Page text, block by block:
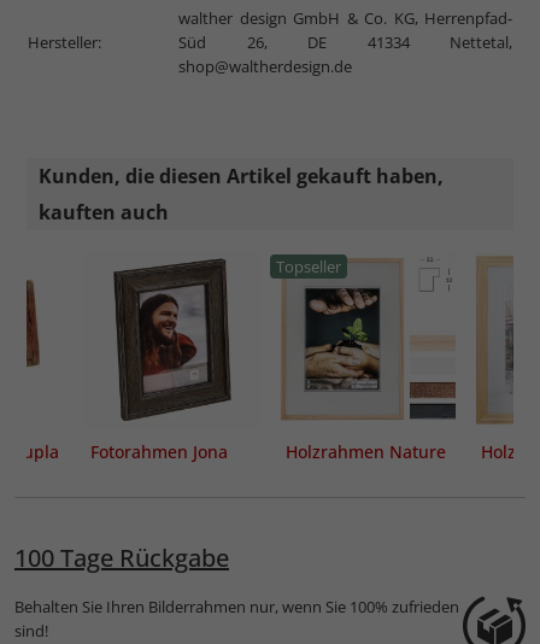
Hersteller:
walther design GmbH & Co. KG, Herrenpfad-
Süd 26, DE 41334 Nettetal,
shop@waltherdesign.de
Kunden, die diesen Artikel gekauft haben,
kauften auch
Dupla Fotorahmen Jona
Topseller
Holzrahmen Nature
100 Tage Rückgabe
Behalten Sie Ihren Bilderrahmen nur, wenn Sie 100% zufrieden
sind!